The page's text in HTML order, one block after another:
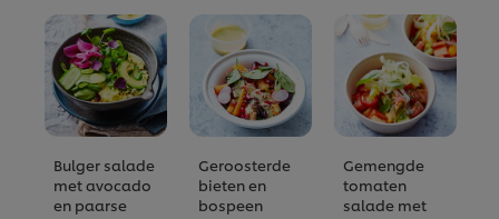
Bulger salade
met avocado
en paarse
Geroosterde
bieten en
bospeen
Gemengde
tomaten
salade met